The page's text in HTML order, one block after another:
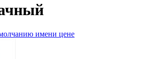
имени цене